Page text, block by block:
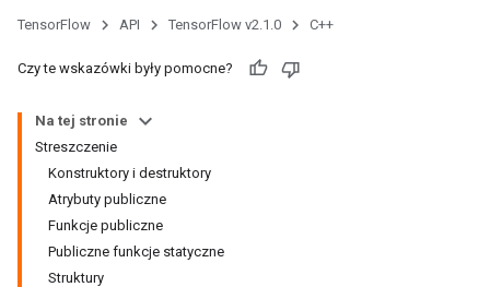
TensorFlow API TensorFlow v2.1.0 C++
Czy te wskazówki były pomocne?
Na tej stronie
Streszczenie
Konstruktory i destruktory
Atrybuty publiczne
Funkcje publiczne
Publiczne funkcje statyczne
Struktury